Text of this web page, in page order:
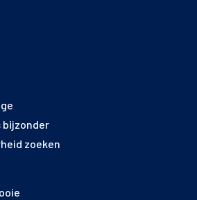
bijzonder
zoeken